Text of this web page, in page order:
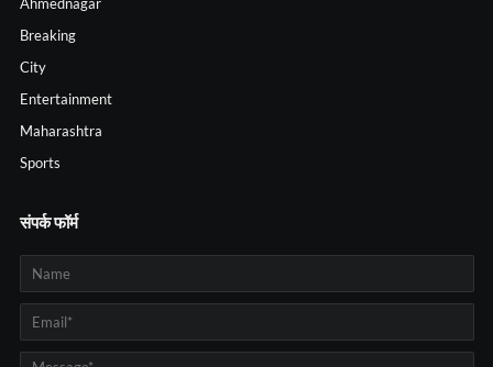
Breaking
City
Entertainment
Maharashtra
Sports
संपर्क फॉर्म